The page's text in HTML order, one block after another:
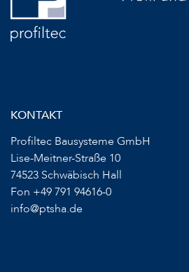
KONTAKT
Profiltec Bausysteme GmbH
Lise-Meitner-Straße 10
74523 Schwäbisch Hall
Fon +49 791 94616-0
info@ptsha.de